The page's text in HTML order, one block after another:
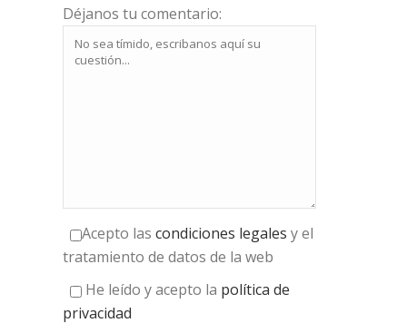
Déjanos tu comentario:
Acepto las condiciones legales y el
tratamiento de datos de la web
He leído y acepto la política de
privacidad